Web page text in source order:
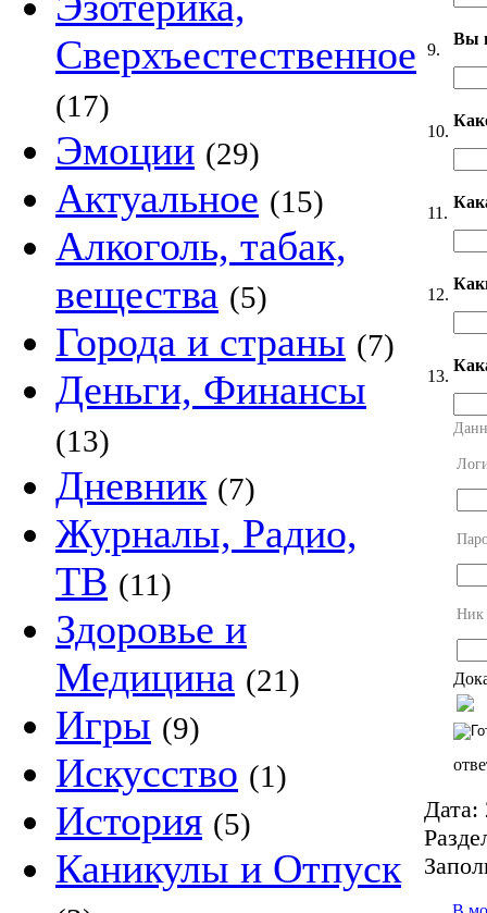
Сверхъестественное
(17)
Эмоции (29)
Актуальное (15)
Алкоголь, табак,
вещества (5)
Города и страны (7)
Деньги, Финансы
(13)
Дневник (7)
Журналы, Радио,
ТВ (11)
Здоровье и
Медицина (21)
Игры (9)
Искусство (1)
История (5)
Каникулы и Отпуск
9.
Вы
10.
11.
12.
13.
Ник
Дата: